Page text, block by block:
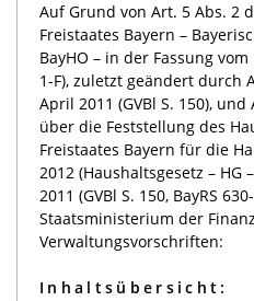
Auf Grund von Art. 5 Abs. 2
Freistaates Bayern –
BayHO – in der Fassung vom
1-F), zuletzt geändert durch
April 2011 (GVBl S. 150),
über die Feststellung des
Freistaates Bayern für die
2012 (Haushaltsgesetz – HG
2011 (GVBl S. 150, BayRS
Staatsministerium der
Verwaltungsvorschriften:
Inhaltsübersicht: